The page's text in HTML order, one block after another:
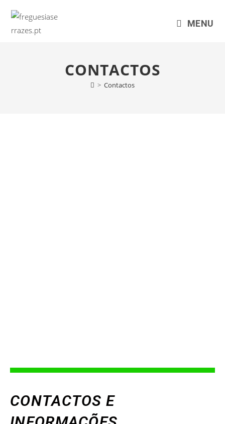
MENU
CONTACTOS
> Contactos
CONTACTOS E